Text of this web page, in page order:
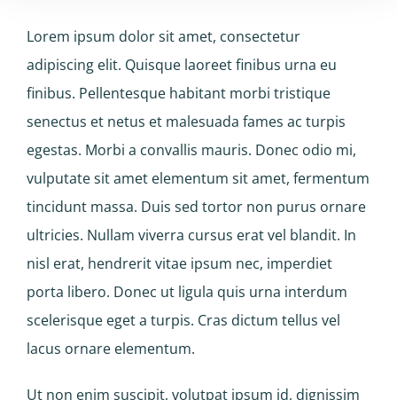
Lorem ipsum dolor sit amet, consectetur
adipiscing elit. Quisque laoreet finibus urna eu
finibus. Pellentesque habitant morbi tristique
senectus et netus et malesuada fames ac turpis
egestas. Morbi a convallis mauris. Donec odio mi,
vulputate sit amet elementum sit amet, fermentum
tincidunt massa. Duis sed tortor non purus ornare
ultricies. Nullam viverra cursus erat vel blandit. In
nisl erat, hendrerit vitae ipsum nec, imperdiet
porta libero. Donec ut ligula quis urna interdum
scelerisque eget a turpis. Cras dictum tellus vel
lacus ornare elementum.
Ut non enim suscipit, volutpat ipsum id, dignissim